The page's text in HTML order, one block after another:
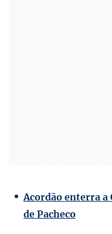
Acordão enterra a
de Pacheco